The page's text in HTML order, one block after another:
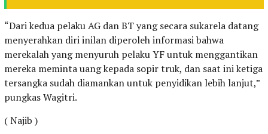
“Dari kedua pelaku AG dan BT yang secara sukarela datang
menyerahkan diri inilan diperoleh informasi bahwa
merekalah yang menyuruh pelaku YF untuk menggantikan
mereka meminta uang kepada sopir truk, dan saat ini ketiga
tersangka sudah diamankan untuk penyidikan lebih lanjut,”
pungkas Wagitri.
( Najib )